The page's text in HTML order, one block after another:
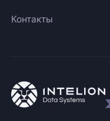
Контакты